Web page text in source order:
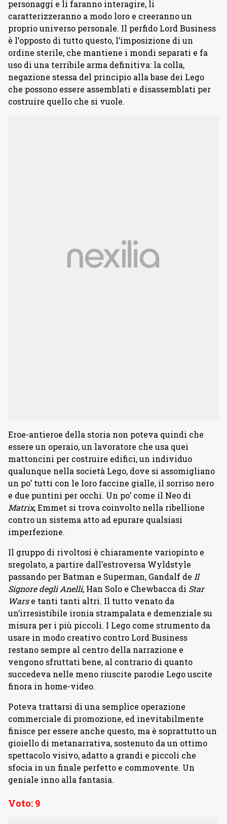
personaggi e li faranno interagire, li
caratterizzeranno a modo loro e creeranno un
proprio universo personale. Il perfido Lord Business
è l’opposto di tutto questo, l’imposizione di un
ordine sterile, che mantiene i mondi separati e fa
uso di una terribile arma definitiva: la colla,
negazione stessa del principio alla base dei Lego
che possono essere assemblati e disassemblati per
costruire quello che si vuole.
Eroe-antieroe della storia non poteva quindi che
essere un operaio, un lavoratore che usa quei
mattoncini per costruire edifici, un individuo
qualunque nella società Lego, dove si assomigliano
un po’ tutti con le loro faccine gialle, il sorriso nero
e due puntini per occhi. Un po’ come il Neo di
Matrix, Emmet si trova coinvolto nella ribellione
contro un sistema atto ad epurare qualsiasi
imperfezione.
Il gruppo di rivoltosi è chiaramente variopinto e
sregolato, a partire dall’estroversa Wyldstyle
passando per Batman e Superman, Gandalf de Il
Signore degli Anelli, Han Solo e Chewbacca di Star
Warse tanti tanti altri. Il tutto venato da
un’irresistibile ironia strampalata e demenziale su
misura per i più piccoli. I Lego come strumento da
usare in modo creativo contro Lord Business
restano sempre al centro della narrazione e
vengono sfruttati bene, al contrario di quanto
succedeva nelle meno riuscite parodie Lego uscite
finora in home-video.
Poteva trattarsi di una semplice operazione
commerciale di promozione, ed inevitabilmente
finisce per essere anche questo, ma è soprattutto un
gioiello di metanarrativa, sostenuto da un ottimo
spettacolo visivo, adatto a grandi e piccoli che
sfocia in un finale perfetto e commovente. Un
geniale inno alla fantasia.
Voto: 9